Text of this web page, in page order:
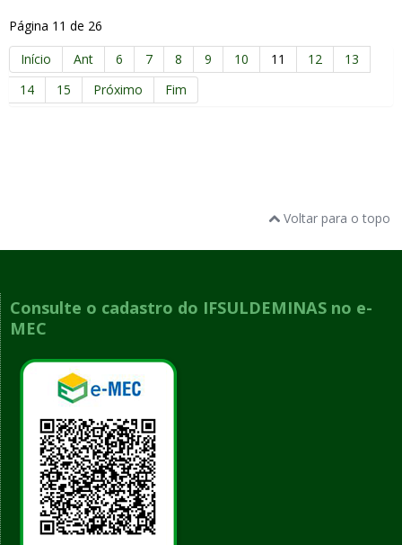
Página 11 de 26
Início
Ant 6 7 8 9 10 11 12
13
14
15 Próximo Fim
Voltar para o topo
Consulte o cadastro do IFSULDEMINAS no e-
MEC